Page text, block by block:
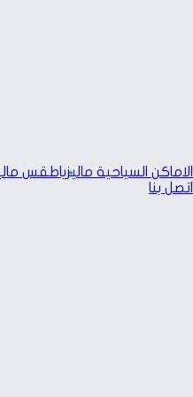
الاماكن السياحية ماليزياطقس
اتصل بنا